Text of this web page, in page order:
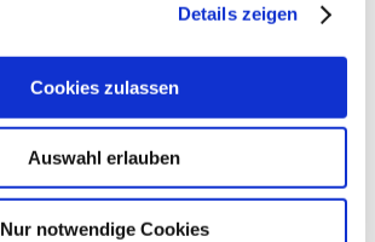
Details zeigen
Cookies zulassen
Auswahl erlauben
Nur notwendige Cookies

NETZWERK